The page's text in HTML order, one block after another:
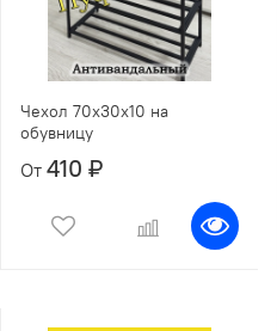
Чехол 70х30х10 на
обувницу
От 410 ₽